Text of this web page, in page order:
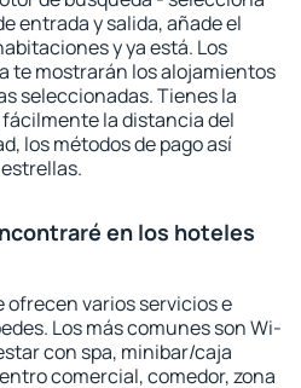
entrada y salida, añade el
y ya está. Los
te mostrarán los alojamientos
seleccionadas. Tienes la
la distancia del
los métodos de pago así
en los hoteles
ofrecen varios servicios e
Los más comunes son Wi-
con spa, minibar/caja
comercial, comedor, zona